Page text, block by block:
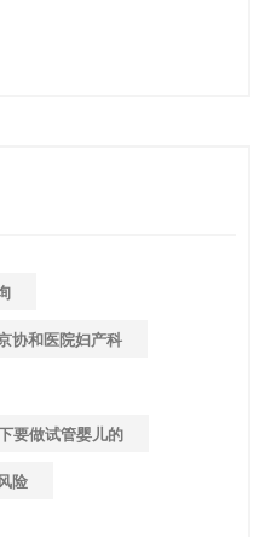
协和医院妇产科
要做试管婴儿的
险